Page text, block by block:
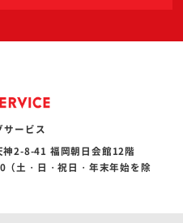
サービス
2-8-41 福岡朝日会館12階
土・日・祝日・年末年始を除